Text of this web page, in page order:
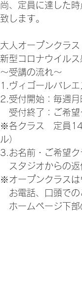
尚、定員に達した
致します。
大人オープンクラ
新型コロナウイル
～受講の流れ～
1.ヴィゴールバレ
2.受付開始：毎週
受付終了：ご希
※各クラス　定員
ル）
3.お名前・ご希望ク
スタジオからの返
※オープンクラスは
お電話、口頭での
ホームページ下部